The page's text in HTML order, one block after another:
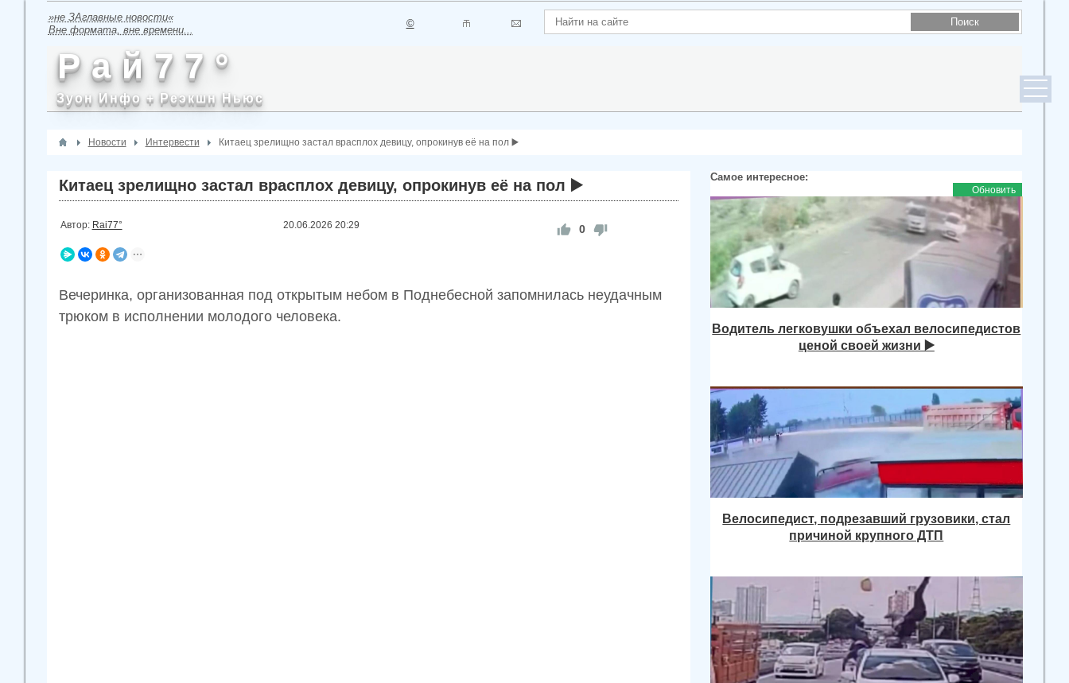
»не ЗАглавные новости«
Вне формата, вне времени...
©
Р а й 7 7 °
Зуон Инфо + Реэкшн Ньюс
Новости Интервести Китаец зрелищно застал врасплох девицу, опрокинув её на пол ▶️
Китаец зрелищно застал врасплох девицу, опрокинув её на пол ▶️
Автор: Rai77° 20.06.2026 20:29 0
Вечеринка, организованная под открытым небом в Поднебесной запомнилась неудачным
трюком в исполнении молодого человека.
Самое интересное:
Обновить
Водитель легковушки объехал велосипедистов
ценой своей жизни ▶️
Велосипедист, подрезавший грузовики, стал
причиной крупного ДТП